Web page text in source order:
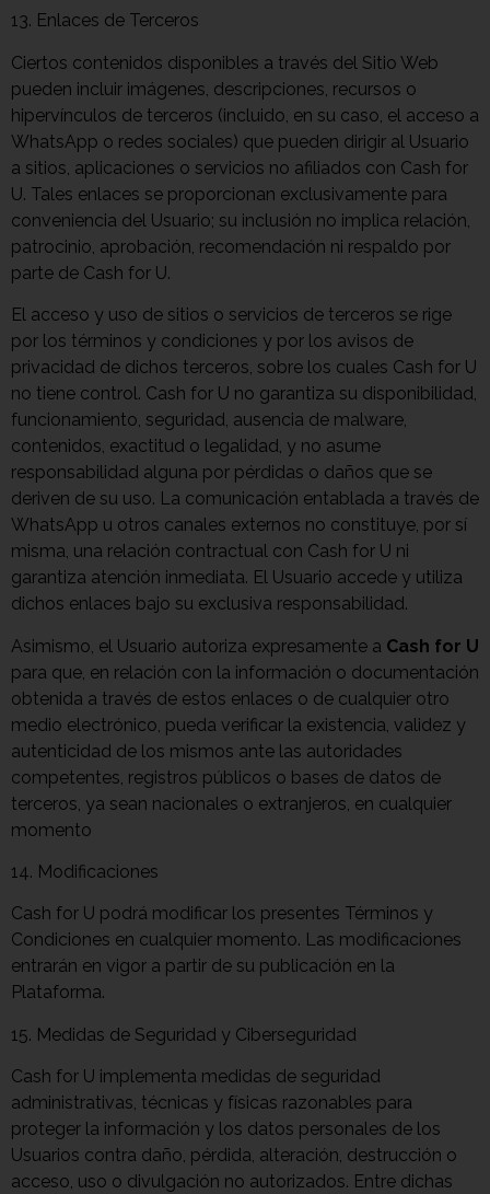
13. Enlaces de Terceros
Ciertos contenidos disponibles a través del Sitio Web
pueden incluir imágenes, descripciones, recursos o
hipervínculos de terceros (incluido, en su caso, el acceso a
WhatsApp o redes sociales) que pueden dirigir al Usuario
a sitios, aplicaciones o servicios no afiliados con Cash for
U. Tales enlaces se proporcionan exclusivamente para
conveniencia del Usuario; su inclusión no implica relación,
patrocinio, aprobación, recomendación ni respaldo por
parte de Cash for U.
El acceso y uso de sitios o servicios de terceros se rige
por los términos y condiciones y por los avisos de
privacidad de dichos terceros, sobre los cuales Cash for U
no tiene control. Cash for U no garantiza su disponibilidad,
funcionamiento, seguridad, ausencia de malware,
contenidos, exactitud o legalidad, y no asume
responsabilidad alguna por pérdidas o daños que se
deriven de su uso. La comunicación entablada a través de
WhatsApp u otros canales externos no constituye, por sí
misma, una relación contractual con Cash for U ni
garantiza atención inmediata. El Usuario accede y utiliza
dichos enlaces bajo su exclusiva responsabilidad.
Asimismo, el Usuario autoriza expresamente a Cash for U
para que, en relación con la información o documentación
obtenida a través de estos enlaces o de cualquier otro
medio electrónico, pueda verificar la existencia, validez y
autenticidad de los mismos ante las autoridades
competentes, registros públicos o bases de datos de
terceros, ya sean nacionales o extranjeros, en cualquier
momento
14. Modificaciones
Cash for U podrá modificar los presentes Términos y
Condiciones en cualquier momento. Las modificaciones
entrarán en vigor a partir de su publicación en la
Plataforma.
15. Medidas de Seguridad y Ciberseguridad
Cash for U implementa medidas de seguridad
administrativas, técnicas y físicas razonables para
proteger la información y los datos personales de los
Usuarios contra daño, pérdida, alteración, destrucción o
acceso, uso o divulgación no autorizados. Entre dichas